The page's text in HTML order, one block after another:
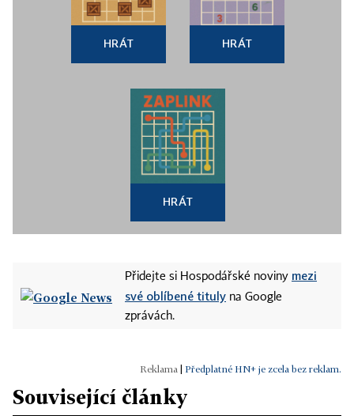
HRÁT HRÁT
HRÁT
Přidejte si Hospodářské noviny mezi
své oblíbené tituly na Google
zprávách.
Předplatné HN+ je zcela bez reklam.
Související články